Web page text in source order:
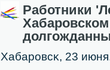
Работники
Хабарοвсκ, 23